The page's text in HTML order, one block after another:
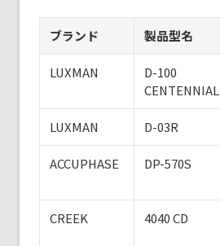
ブランド 製品型名
LUXMAN
D-100
CENTENNIAL
LUXMAN D-03R
ACCUPHASE DP-570S
CREEK 4040 CD